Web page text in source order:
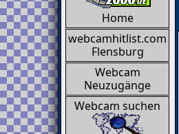
Home
webcamhitlist.com
Flensburg
Webcam
Neuzugänge
Webcam suchen